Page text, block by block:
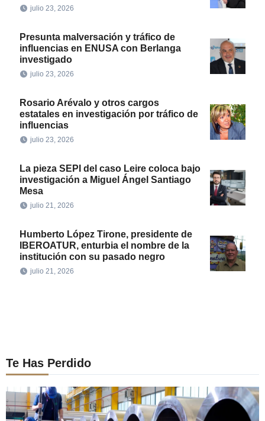
julio 23, 2026
Presunta malversación y tráfico de
influencias en ENUSA con Berlanga
investigado
julio 23, 2026
Rosario Arévalo y otros cargos
estatales en investigación por tráfico de
influencias
julio 23, 2026
La pieza SEPI del caso Leire coloca bajo
investigación a Miguel Ángel Santiago
Mesa
julio 21, 2026
Humberto López Tirone, presidente de
IBEROATUR, enturbia el nombre de la
institución con su pasado negro
julio 21, 2026
Te Has Perdido